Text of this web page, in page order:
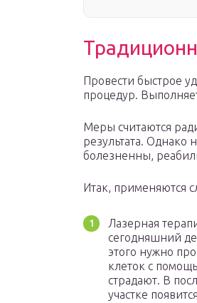
Провести быстрое
процедур.
Меры считаются
результата. Однако
болезненны,
Итак, применяются
Лазерная
сегодняшний
этого нужно
клеток с
страдают. В
участке